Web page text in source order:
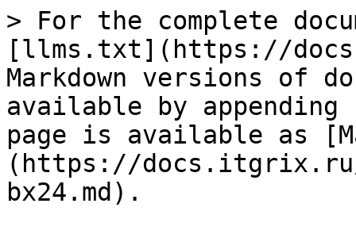
> For the complete
[llms.txt](https://
Markdown versions of
available by
page is available as
(https://docs.itgrix.ru/
bx24.md).